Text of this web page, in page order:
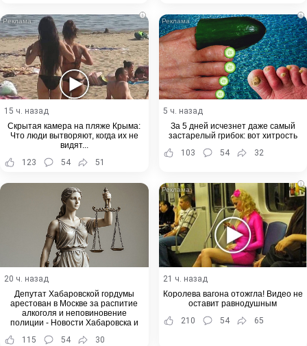
i
15 ч. назад
Скрытая камера на пляже Крыма:
Что люди вытворяют, когда их не
видят...
123
54 51
i
5 ч. назад
За 5 дней исчезнет даже самый
застарелый грибок: вот хитрость
103
54 32
20 ч. назад
Депутат Хабаровской гордумы
арестован в Москве за распитие
алкоголя и неповиновение
полиции - Новости Хабаровска и
115 54 30
i
21 ч. назад
Королева вагона отожгла! Видео не
оставит равнодушным
210
54 65